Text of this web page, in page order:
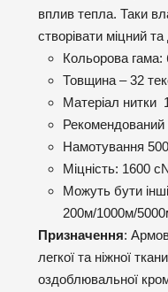
вплив тепла. Таки
створівати міцний
Кольорова гама:
Товщина – 32
Матеріал нитки
Рекомендований
Намотування
Міцність: 1600
Можуть бути
200м/1000м/
Призначення:
легкої та ніжної
оздоблювальної